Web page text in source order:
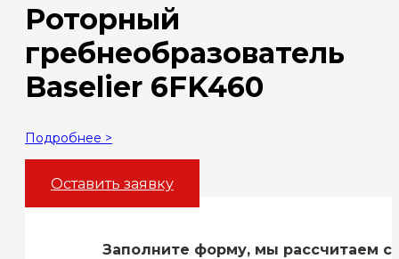
Роторный
гребнеобразователь
Baselier 6FK460
Подробнее >
Оставить заявку
Заполните форму, мы рассчитаем